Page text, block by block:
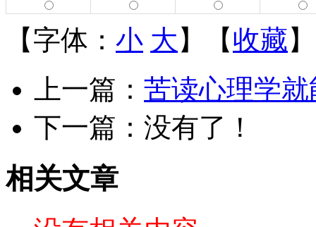
【字体： 小 大 】【收藏
上一篇： 苦读心理学
下一篇：没有了！
相关文章